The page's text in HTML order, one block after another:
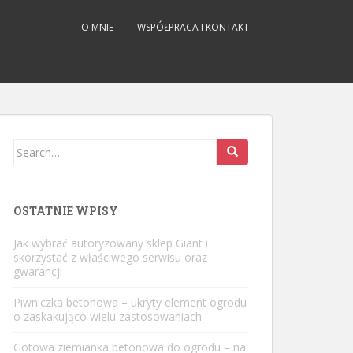
O MNIE WSPÓŁPRACA I KONTAKT
Search
OSTATNIE WPISY
Jak wybrać autoryzowany sklep Giant i
skorzystać z właściwego serwisu oraz
gwarancji
Piwniczka betonowa – ukryty element ogrodu
o zaskakująco wielu zastosowaniach
Gotowa ziemianka betonowa do ogrodu – na